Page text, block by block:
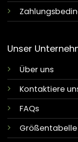
Unser
Über uns
Kontaktiere
FAQs
Größentabelle